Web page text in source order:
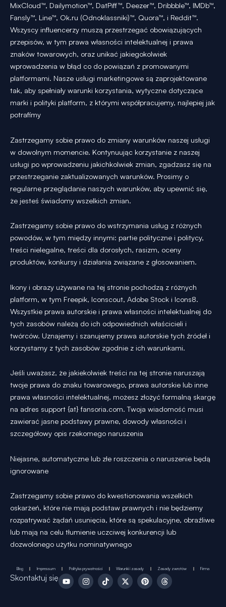
MixCloud™, Dailymotion™, DatPiff™, Deezer™, Dribbble™, IMDb™,
Fansly™, Line™, Ok.ru (Odnoklassniki)™, Quora™, i Reddit™.
Wszyscy influencerzy muszą przestrzegać obowiązujących
przepisów, w tym prawa własności intelektualnej i prawa
znaków towarowych, oraz unikać jakiegokolwiek
wprowadzenia w błąd co do powiązań z promowanymi
platformami. Nasze usługi marketingowe są zaprojektowane
tak, aby spełniały warunki korzystania, wytyczne dotyczące
marki i polityki platform, z którymi współpracujemy, najlepiej jak
potrafimy
Zastrzegamy sobie prawo do zmiany warunków naszej usługi
w dowolnym momencie. Kontynuując korzystanie z naszej
usługi po wprowadzeniu jakichkolwiek zmian, zgadzasz się na
przestrzeganie zaktualizowanych warunków. Prosimy o
regularne przeglądanie naszych warunków, aby upewnić się,
że jesteś świadomy wszelkich zmian.
Zastrzegamy sobie prawo do wstrzymania usług z różnych
powodów, w tym między innymi: partie polityczne i politycy,
treści nielegalne, treści dla dorosłych, rasizm, oceny
produktów, konkursy i działania związane z głosowaniem.
Ikony i obrazy używane na tej stronie pochodzą z różnych
platform, w tym Freepik, Iconscout, Adobe Stock i Icons8.
Wszystkie prawa autorskie i prawa własności intelektualnej do
tych zasobów należą do ich odpowiednich właścicieli i
twórców. Uznajemy i szanujemy prawa autorskie tych źródeł i
korzystamy z tych zasobów zgodnie z ich warunkami.
Jeśli uważasz, że jakiekolwiek treści na tej stronie naruszają
twoje prawa do znaku towarowego, prawa autorskie lub inne
prawa własności intelektualnej, możesz złożyć formalną skargę
na adres support {at} fansoria.com. Twoja wiadomość musi
zawierać jasne podstawy prawne, dowody własności i
szczegółowy opis rzekomego naruszenia
Niejasne, automatyczne lub złe roszczenia o naruszenie będą
ignorowane
Zastrzegamy sobie prawo do kwestionowania wszelkich
oskarżeń, które nie mają podstaw prawnych i nie będziemy
rozpatrywać żądań usunięcia, które są spekulacyjne, obraźliwe
lub mają na celu tłumienie uczciwej konkurencji lub
dozwolonego użytku nominatywnego
Blog Impressum Polityka prywatności Warunki i zasady Zasady zwrotów Firma
Skontaktuj się Y
o
u
I
n
s
T
i
k
X
-
t
P
i
n
T
h
r